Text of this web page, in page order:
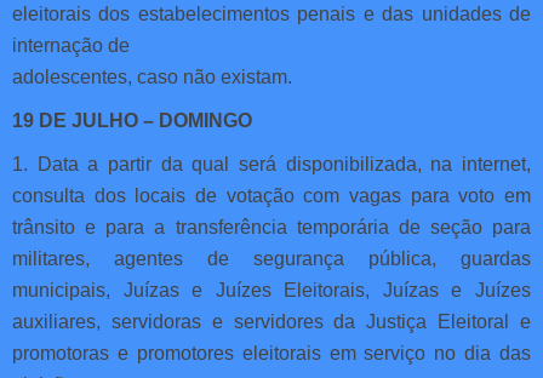
eleitorais dos estabelecimentos penais e das unidades de
internação de
adolescentes, caso não existam.
19 DE JULHO – DOMINGO
1. Data a partir da qual será disponibilizada, na internet,
consulta dos locais de votação com vagas para voto em
trânsito e para a transferência temporária de seção para
militares, agentes de segurança pública, guardas
municipais, Juízas e Juízes Eleitorais, Juízas e Juízes
auxiliares, servidoras e servidores da Justiça Eleitoral e
promotoras e promotores eleitorais em serviço no dia das